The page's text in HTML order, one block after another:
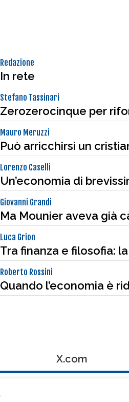
Redazione
In rete
Stefano Tassinari
Zerozerocinque per
Mauro Meruzzi
Può arricchirsi un
Lorenzo Caselli
Un’economia di
Giovanni Grandi
Ma Mounier aveva già
Luca Grion
Tra finanza e filosofia:
Roberto Rossini
Quando l’economia è
X.com